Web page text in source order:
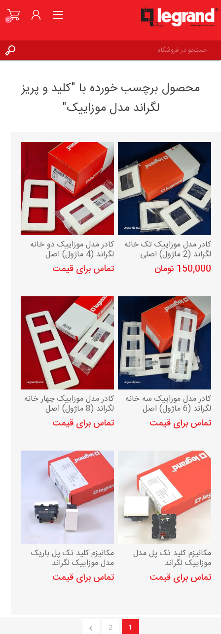
علاقه مندی ها
(0)
(0)
محصول برچسب خورده با "کلید و پریز
لگراند مدل موزاییک"
کادر مدل موزاییک تک خانه
لگراند (2 ماژول) اصلی
150,000 تومان
کادر مدل موزاییک دو خانه
لگراند (4 ماژول) اصل
تماس برای قیمت
کادر مدل موزاییک سه خانه
لگراند (6 ماژول) اصل
تماس برای قیمت
کادر مدل موزاییک چهار خانه
لگراند (8 ماژول) اصل
تماس برای قیمت
مکانیزم کلید تک پل مدل
موزاییک لگراند
تماس برای قیمت
مکانیزم کلید تک پل باریک
مدل موزاییک لگراند
تماس برای قیمت
1
2